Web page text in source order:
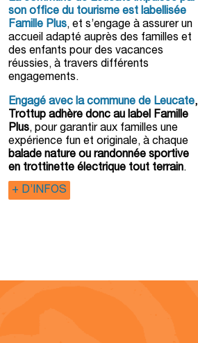
son office du tourisme est labellisée
Famille Plus, et s’engage à assurer un
accueil adapté auprès des familles et
des enfants pour des vacances
réussies, à travers différents
engagements.
Engagé avec la commune de Leucate,
Trottup adhère donc au label Famille
Plus, pour garantir aux familles une
expérience fun et originale, à chaque
balade nature ou randonnée sportive
en trottinette électrique tout terrain.
+ D’INFOS